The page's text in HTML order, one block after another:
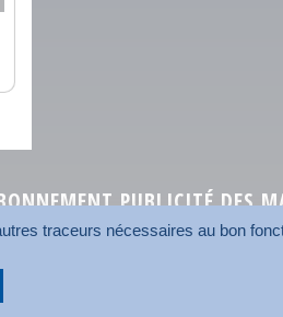
PUBLICITÉ DES
traceurs nécessaires au bon